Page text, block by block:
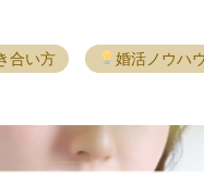
合い方 婚活ノウハ